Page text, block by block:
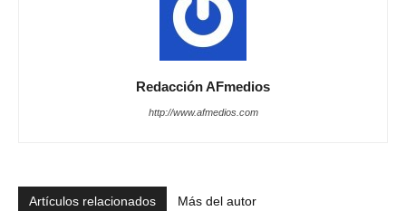
Redacción AFmedios
http://www.afmedios.com
Artículos relacionados Más del autor